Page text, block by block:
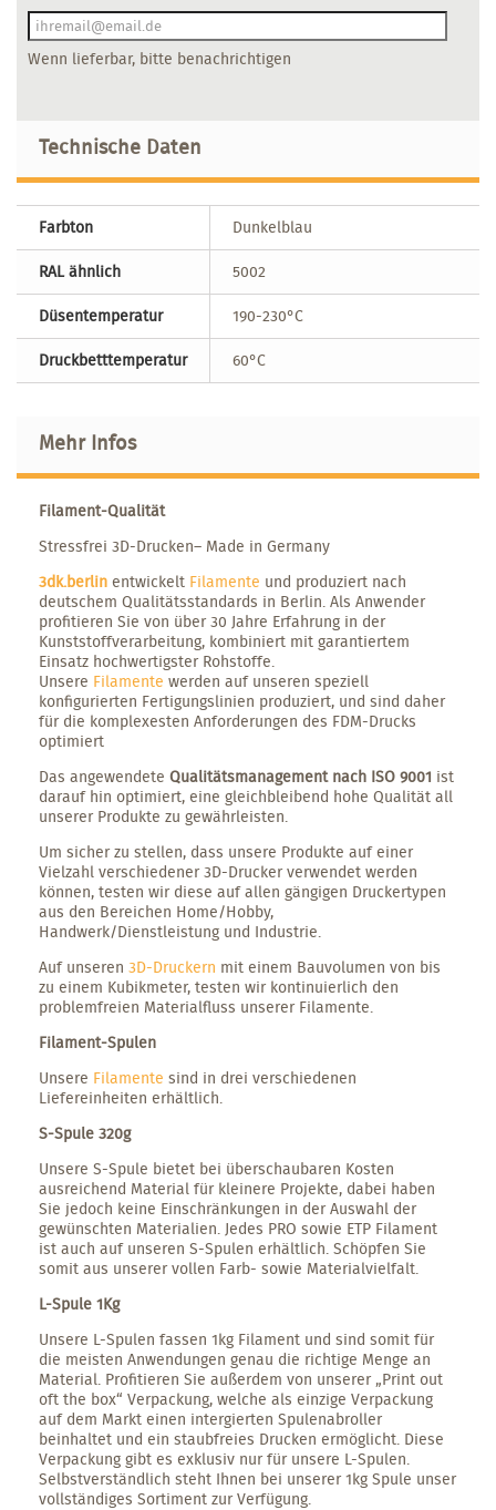
Wenn lieferbar, bitte benachrichtigen
Technische Daten
Farbton
Dunkelblau
RAL ähnlich
5002
Düsentemperatur
190-230°C
Druckbetttemperatur
60°C
Mehr Infos
Filament-Qualität
Stressfrei 3D-Drucken– Made in Germany
3dk.berlin entwickelt Filamente und produziert nach
deutschem Qualitätsstandards in Berlin. Als Anwender
profitieren Sie von über 30 Jahre Erfahrung in der
Kunststoffverarbeitung, kombiniert mit garantiertem
Einsatz hochwertigster Rohstoffe.
Unsere Filamente werden auf unseren speziell
konfigurierten Fertigungslinien produziert, und sind daher
für die komplexesten Anforderungen des FDM-Drucks
optimiert
Das angewendete Qualitätsmanagement nach ISO 9001 ist
darauf hin optimiert, eine gleichbleibend hohe Qualität all
unserer Produkte zu gewährleisten.
Um sicher zu stellen, dass unsere Produkte auf einer
Vielzahl verschiedener 3D-Drucker verwendet werden
können, testen wir diese auf allen gängigen Druckertypen
aus den Bereichen Home/Hobby,
Handwerk/Dienstleistung und Industrie.
Auf unseren 3D-Druckern mit einem Bauvolumen von bis
zu einem Kubikmeter, testen wir kontinuierlich den
problemfreien Materialfluss unserer Filamente.
Filament-Spulen
Unsere Filamente sind in drei verschiedenen
Liefereinheiten erhältlich.
S-Spule 320g
Unsere S-Spule bietet bei überschaubaren Kosten
ausreichend Material für kleinere Projekte, dabei haben
Sie jedoch keine Einschränkungen in der Auswahl der
gewünschten Materialien. Jedes PRO sowie ETP Filament
ist auch auf unseren S-Spulen erhältlich. Schöpfen Sie
somit aus unserer vollen Farb- sowie Materialvielfalt.
L-Spule 1Kg
Unsere L-Spulen fassen 1kg Filament und sind somit für
die meisten Anwendungen genau die richtige Menge an
Material. Profitieren Sie außerdem von unserer „Print out
oft the box“ Verpackung, welche als einzige Verpackung
auf dem Markt einen intergierten Spulenabroller
beinhaltet und ein staubfreies Drucken ermöglicht. Diese
Verpackung gibt es exklusiv nur für unsere L-Spulen.
Selbstverständlich steht Ihnen bei unserer 1kg Spule unser
vollständiges Sortiment zur Verfügung.